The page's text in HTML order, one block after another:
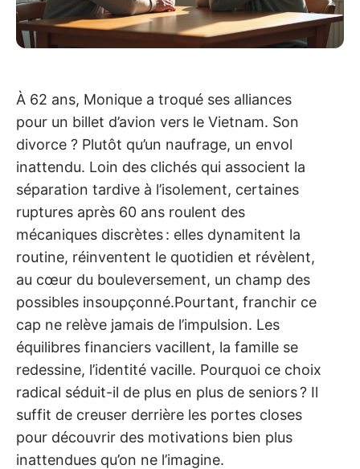
À 62 ans, Monique a troqué ses alliances
pour un billet d’avion vers le Vietnam. Son
divorce ? Plutôt qu’un naufrage, un envol
inattendu. Loin des clichés qui associent la
séparation tardive à l’isolement, certaines
ruptures après 60 ans roulent des
mécaniques discrètes : elles dynamitent la
routine, réinventent le quotidien et révèlent,
au cœur du bouleversement, un champ des
possibles insoupçonné.Pourtant, franchir ce
cap ne relève jamais de l’impulsion. Les
équilibres financiers vacillent, la famille se
redessine, l’identité vacille. Pourquoi ce choix
radical séduit-il de plus en plus de seniors ? Il
suffit de creuser derrière les portes closes
pour découvrir des motivations bien plus
inattendues qu’on ne l’imagine.